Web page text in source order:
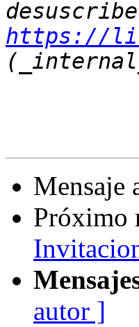
https://
Mensaje
Próximo
autor ]